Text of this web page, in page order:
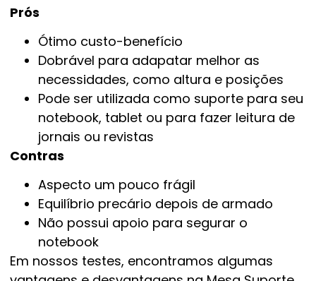
Prós
Ótimo custo-benefício
Dobrável para adapatar melhor as
necessidades, como altura e posições
Pode ser utilizada como suporte para seu
notebook, tablet ou para fazer leitura de
jornais ou revistas
Contras
Aspecto um pouco frágil
Equilíbrio precário depois de armado
Não possui apoio para segurar o
notebook
Em nossos testes, encontramos algumas